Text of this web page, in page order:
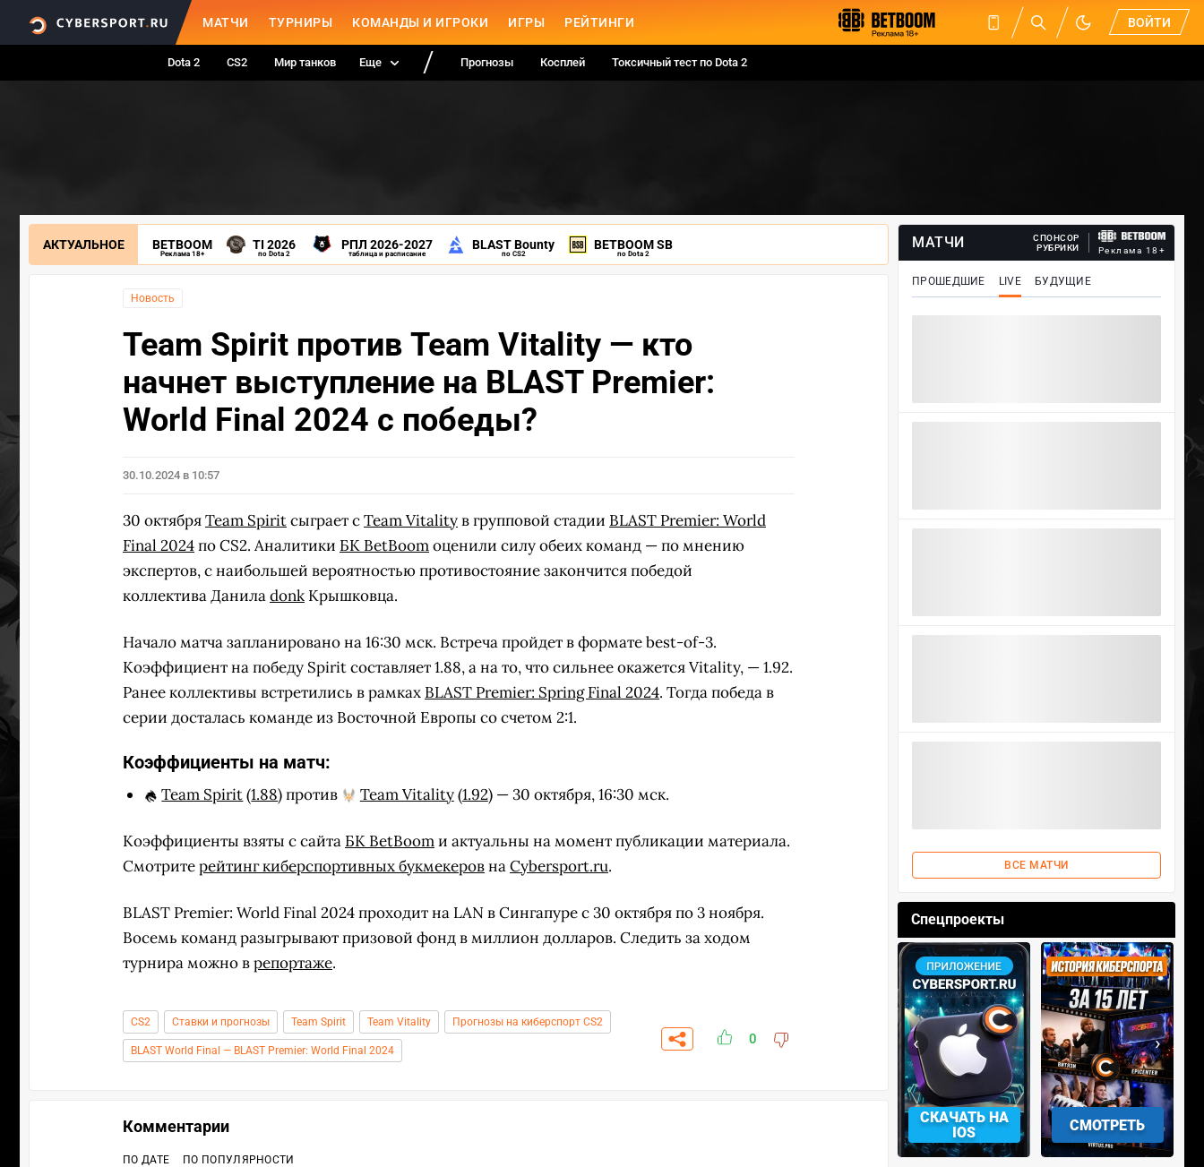
МАТЧИ ТУРНИРЫ КОМАНДЫ И ИГРОКИ ИГРЫ РЕЙТИНГИ ВОЙТИ
Dota 2 CS2 Мир танков Еще Прогнозы Косплей Токсичный тест по Dota 2
АКТУАЛЬНОЕ BETBOOM
Реклама 18+
TI 2026
по Dota 2
РПЛ 2026-2027
таблица и расписание
BLAST Bounty
по CS2
BETBOOM SB
по Dota 2
Новость
Team Spirit против Team Vitality — кто
начнет выступление на BLAST Premier:
World Final 2024 с победы?
30.10.2024 в 10:57
30 октябряTeam Spiritсыграет сTeam Vitalityв групповой стадии BLAST Premier: World
Final 2024по CS2. Аналитики БК BetBoomоценили силу обеих команд — по мнению
экспертов, с наибольшей вероятностью противостояние закончится победой
коллектива Данилаdonk Крышковца.
Начало матча запланировано на 16:30 мск. Встреча пройдет в формате best-of-3.
Коэффициент на победу Spirit составляет 1.88, а на то, что сильнее окажется Vitality, — 1.92.
Ранее коллективы встретились в рамках BLAST Premier: Spring Final 2024. Тогда победа в
серии досталась команде из Восточной Европы со счетом 2:1.
Коэффициенты на матч:
Team Spirit(1.88) против Team Vitality(1.92) — 30 октября, 16:30 мск.
Коэффициенты взяты с сайта БК BetBoomи актуальны на момент публикации материала.
Смотритерейтинг киберспортивных букмекеровнаCybersport.ru.
BLAST Premier: World Final 2024 проходит на LAN в Сингапуре с 30 октября по 3 ноября.
Восемь команд разыгрывают призовой фонд в миллион долларов. Следить за ходом
турнира можно врепортаже.
CS2 Ставки и прогнозы Team Spirit Team Vitality Прогнозы на киберспорт CS2
BLAST World Final — BLAST Premier: World Final 2024
0
МАТЧИ
СПОНСОР
РУБРИКИ
Реклама 18+
ПРОШЕДШИЕ LIVE БУДУЩИЕ
ВСЕ МАТЧИ
Спецпроекты
СМОТРЕТЬ УЧАСТВОВАТЬ
‹ ›
Комментарии
ПО ДАТЕ ПО ПОПУЛЯРНОСТИ